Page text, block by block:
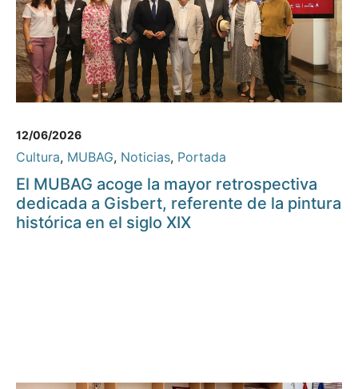
12/06/2026
Cultura, MUBAG, Noticias, Portada
El MUBAG acoge la mayor retrospectiva
dedicada a Gisbert, referente de la pintura
histórica en el siglo XIX